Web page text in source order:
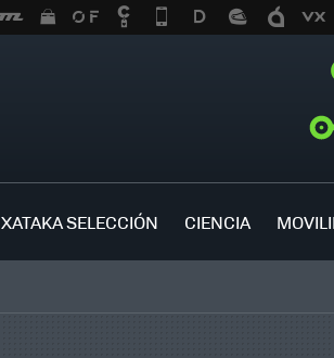
XATAKA SELECCIÓN CIENCIA